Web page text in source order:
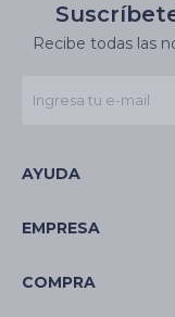
Recibe todas las
AYUDA
EMPRESA
COMPRA